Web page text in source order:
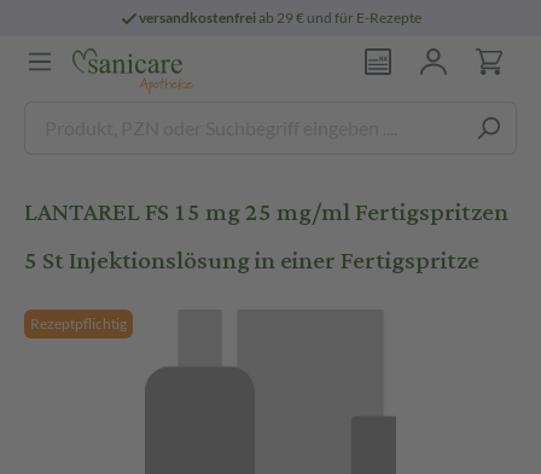
versandkostenfreiab 29 € und für E-Rezepte
LANTAREL FS 15 mg 25 mg/ml Fertigspritzen
5 St Injektionslösung in einer Fertigspritze
Rezeptpflichtig